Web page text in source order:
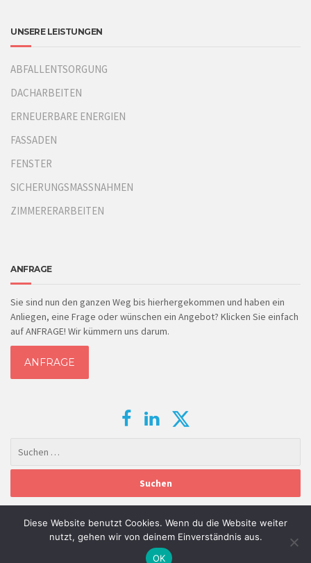
UNSERE LEISTUNGEN
ABFALLENTSORGUNG
DACHARBEITEN
ERNEUERBARE ENERGIEN
FASSADEN
FENSTER
SICHERUNGSMASSNAHMEN
ZIMMERERARBEITEN
ANFRAGE
Sie sind nun den ganzen Weg bis hierhergekommen und haben ein
Anliegen, eine Frage oder wünschen ein Angebot? Klicken Sie einfach
auf ANFRAGE! Wir kümmern uns darum.
ANFRAGE
DATENSCHUTZ |
IMPRESSUM
Kettner Dachdecker GmbH.
All rights
Diese Website benutzt Cookies. Wenn du die Website weiter
nutzt, gehen wir von deinem Einverständnis aus.
OK